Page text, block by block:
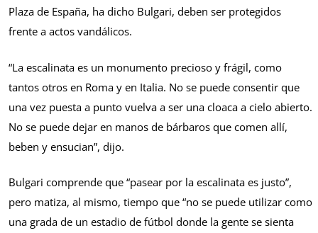
Plaza de España, ha dicho Bulgari, deben ser protegidos
frente a actos vandálicos.
“La escalinata es un monumento precioso y frágil, como
tantos otros en Roma y en Italia. No se puede consentir que
una vez puesta a punto vuelva a ser una cloaca a cielo abierto.
No se puede dejar en manos de bárbaros que comen allí,
beben y ensucian”, dijo.
Bulgari comprende que “pasear por la escalinata es justo”,
pero matiza, al mismo, tiempo que “no se puede utilizar como
una grada de un estadio de fútbol donde la gente se sienta